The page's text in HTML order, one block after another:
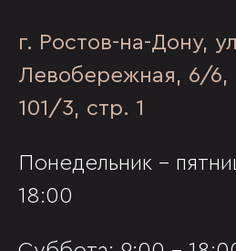
г. Ростов-на-Дону,
Левобережная, 6/6,
101/3, стр. 1
Понедельник -
18:00